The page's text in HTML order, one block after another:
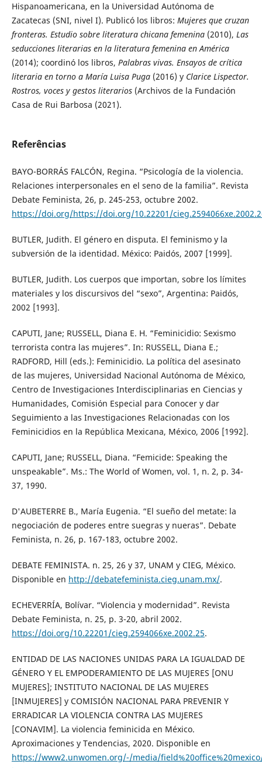
Hispanoamericana, en la Universidad Autónoma de
Zacatecas (SNI, nivel I). Publicó los libros: Mujeres que cruzan
fronteras. Estudio sobre literatura chicana femenina(2010), Las
seducciones literarias en la literatura femenina en América
(2014); coordinó los libros, Palabras vivas. Ensayos de crítica
literaria en torno a María Luisa Puga(2016) y Clarice Lispector.
Rostros, voces y gestos literarios(Archivos de la Fundación
Casa de Rui Barbosa (2021).
Referências
BAYO-BORRÁS FALCÓN, Regina. “Psicología de la violencia.
Relaciones interpersonales en el seno de la familia”. Revista
Debate Feminista, 26, p. 245-253, octubre 2002.
https://doi.org/https://doi.org/10.22201/
BUTLER, Judith. El género en disputa. El feminismo y la
subversión de la identidad. México: Paidós, 2007 [1999].
BUTLER, Judith. Los cuerpos que importan, sobre los límites
materiales y los discursivos del “sexo”, Argentina: Paidós,
2002 [1993].
CAPUTI, Jane; RUSSELL, Diana E. H. “Feminicidio: Sexismo
terrorista contra las mujeres”. In: RUSSELL, Diana E.;
RADFORD, Hill (eds.): Feminicidio. La política del asesinato
de las mujeres, Universidad Nacional Autónoma de México,
Centro de Investigaciones Interdisciplinarias en Ciencias y
Humanidades, Comisión Especial para Conocer y dar
Seguimiento a las Investigaciones Relacionadas con los
Feminicidios en la República Mexicana, México, 2006 [1992].
CAPUTI, Jane; RUSSELL, Diana. “Femicide: Speaking the
unspeakable”. Ms.: The World of Women, vol. 1, n. 2, p. 34-
37, 1990.
D'AUBETERRE B., María Eugenia. “El sueño del metate: la
negociación de poderes entre suegras y nueras”. Debate
Feminista, n. 26, p. 167-183, octubre 2002.
DEBATE FEMINISTA. n. 25, 26 y 37, UNAM y CIEG, México.
Disponible en http://debatefeminista.cieg.unam.mx/.
ECHEVERRÍA, Bolívar. “Violencia y modernidad”. Revista
Debate Feminista, n. 25, p. 3-20, abril 2002.
https://doi.org/10.22201/cieg.2594066xe.2002.25.
ENTIDAD DE LAS NACIONES UNIDAS PARA LA IGUALDAD DE
GÉNERO Y EL EMPODERAMIENTO DE LAS MUJERES [ONU
MUJERES]; INSTITUTO NACIONAL DE LAS MUJERES
[INMUJERES] y COMISIÓN NACIONAL PARA PREVENIR Y
ERRADICAR LA VIOLENCIA CONTRA LAS MUJERES
[CONAVIM]. La violencia feminicida en México.
Aproximaciones y Tendencias, 2020. Disponible en
https://www2.unwomen.org/-/media/